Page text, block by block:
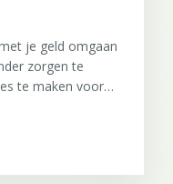
je geld omgaan
zorgen te
te maken voor
te worden in het